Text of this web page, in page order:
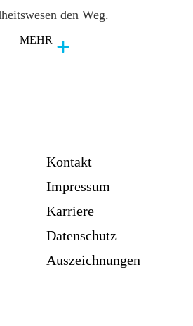
den Weg.
MEHR
Kontakt
Impressum
Karriere
Datenschutz
Auszeichnungen